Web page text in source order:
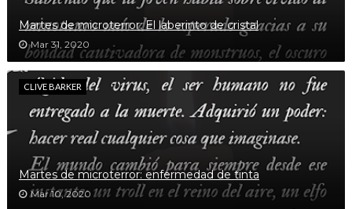
Martes de microterror: El laberinto de cristal
Mar 31, 2020
CLIVE BARKER
Martes de microterror: enfermedad de tinta
Mar 10, 2020